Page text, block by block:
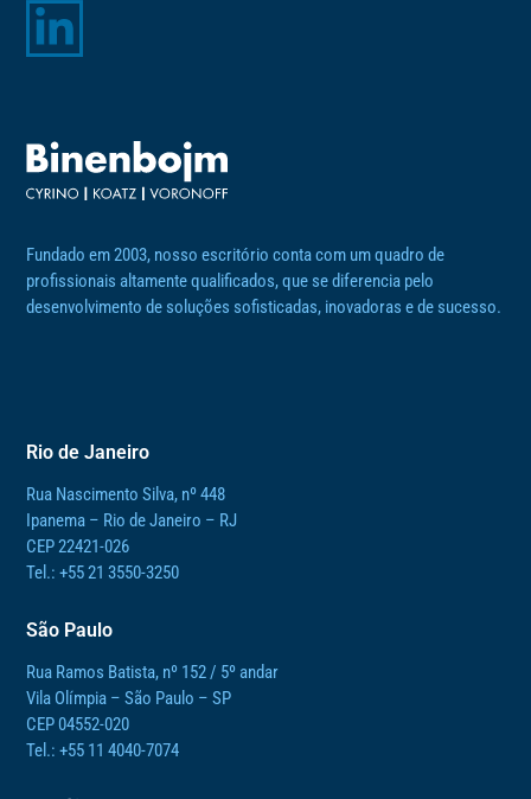
Fundado em 2003, nosso escritório conta com um quadro de
profissionais altamente qualificados, que se diferencia pelo
desenvolvimento de soluções sofisticadas, inovadoras e de sucesso.
Rio de Janeiro
Rua Nascimento Silva, nº 448
Ipanema – Rio de Janeiro – RJ
CEP 22421-026
Tel.: +55 21 3550-3250
São Paulo
Rua Ramos Batista, nº 152 / 5º andar
Vila Olímpia – São Paulo – SP
CEP 04552-020
Tel.: +55 11 4040-7074